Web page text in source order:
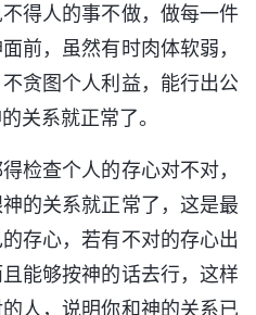
得人的事不做，做每一件
前，虽然有时肉体软弱，
贪图个人利益，能行出公
关系就正常了。
检查个人的存心对不对，
的关系就正常了，这是最
存心，若有不对的存心出
能够按神的话去行，这样
人，说明你和神的关系已